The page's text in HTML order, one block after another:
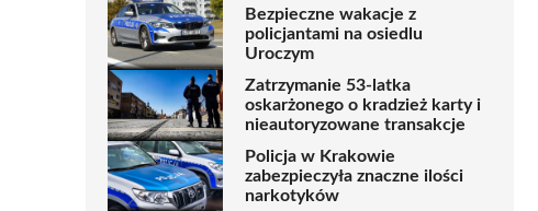
Bezpieczne wakacje z
policjantami na osiedlu
Uroczym
Zatrzymanie 53-latka
oskarżonego o kradzież karty i
nieautoryzowane transakcje
Policja w Krakowie
zabezpieczyła znaczne ilości
narkotyków